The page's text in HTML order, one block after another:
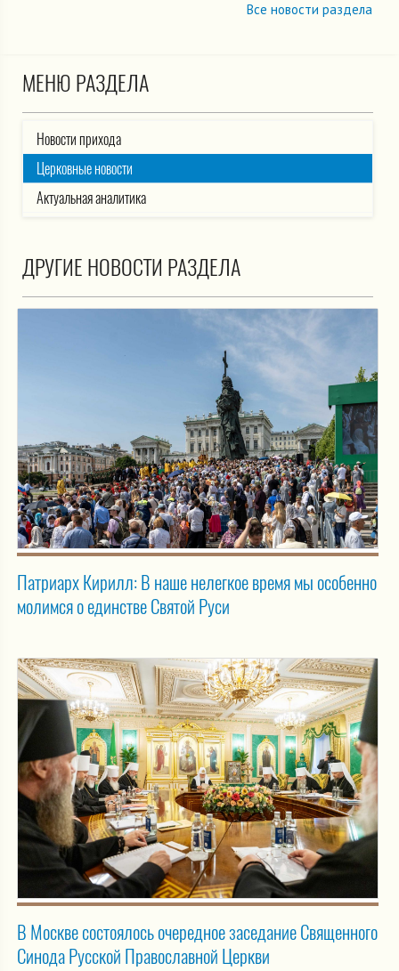
Все новости раздела
МЕНЮ РАЗДЕЛА
Новости прихода
Церковные новости
Актуальная аналитика
ДРУГИЕ НОВОСТИ РАЗДЕЛА
Патриарх Кирилл: В наше нелегкое время мы особенно
молимся о единстве Святой Руси
В Москве состоялось очередное заседание Священного
Синода Русской Православной Церкви